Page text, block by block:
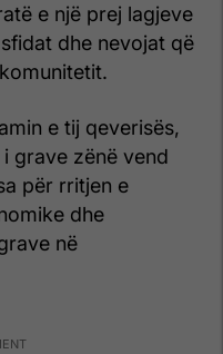
e një prej lagjeve
dhe nevojat që
e tij qeverisës,
grave zënë vend
për rritjen e
dhe
në